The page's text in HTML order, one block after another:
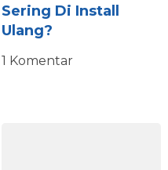
Sering Di Install
Ulang?
1 Komentar